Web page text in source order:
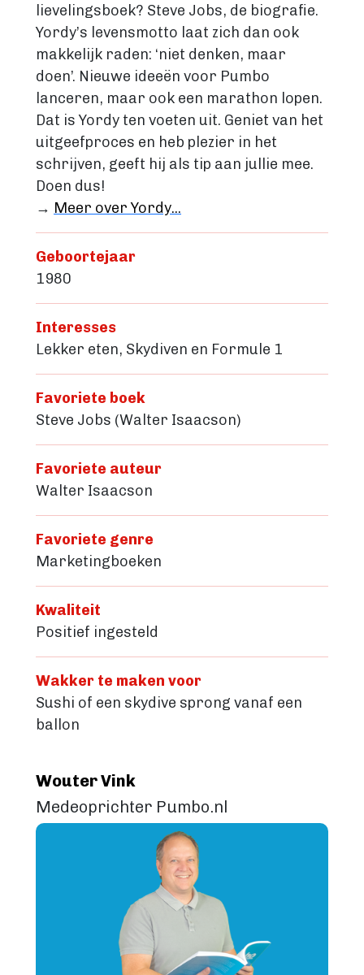
Diensten
Prijzen
Blog
Over ons
Login
Contact
Account maken
lievelingsboek? Steve Jobs, de biografie.
Yordy’s levensmotto laat zich dan ook
makkelijk raden: ‘niet denken, maar
doen’. Nieuwe ideeën voor Pumbo
lanceren, maar ook een marathon lopen.
Dat is Yordy ten voeten uit. Geniet van het
uitgeefproces en heb plezier in het
schrijven, geeft hij als tip aan jullie mee.
Doen dus!
→ Meer over Yordy...
Geboortejaar
1980
Interesses
Lekker eten, Skydiven en Formule 1
Favoriete boek
Steve Jobs (Walter Isaacson)
Favoriete auteur
Walter Isaacson
Favoriete genre
Marketingboeken
Kwaliteit
Positief ingesteld
Wakker te maken voor
Sushi of een skydive sprong vanaf een
ballon
Wouter Vink
Medeoprichter Pumbo.nl
Image